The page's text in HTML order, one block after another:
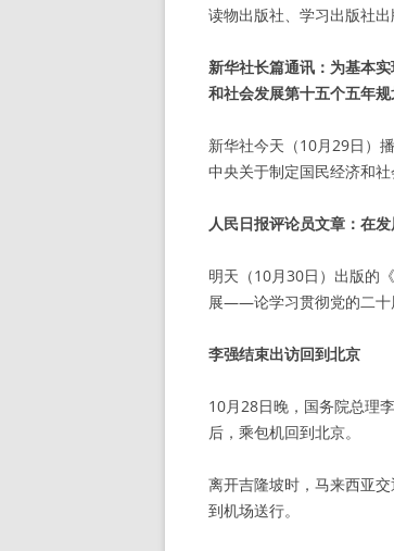
读物出版社、学习出版社出
新华社长篇通讯：为基本
和社会发展第十五个五年
新华社今天（10月29日）
中央关于制定国民经济和
人民日报评论员文章：在
明天（10月30日）出版的
展——论学习贯彻党的二十
李强结束出访回到北京
10月28日晚，国务院总理
后，乘包机回到北京。
离开吉隆坡时，马来西亚
到机场送行。